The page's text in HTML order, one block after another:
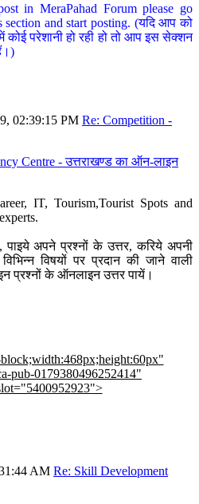
in MeraPahad Forum please go
section and start posting. (यदि आप को
परेशानी हो रही हो तो आप इस सेक्शन
02:39:15 PM Re: Competition -
Centre - उत्तराखण्ड का ऑन-लाइन
IT, Tourism,Tourist Spots and
अपने प्रश्नों के उत्तर, करिये अपनी
विभिन्न विषयों पर प्रदान की जाने वाली
प्रश्नों के ऑनलाइन उत्तर पायें।
pub-0179380496252414"
AM Re: Skill Development